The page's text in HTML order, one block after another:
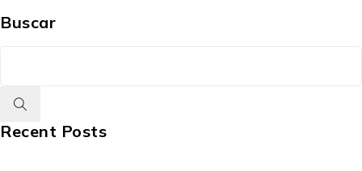
Buscar
Recent Posts